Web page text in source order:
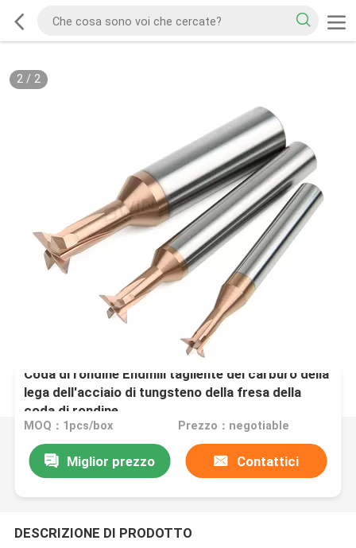
2/ 2
Coda di rondine Endmill tagliente del carburo della
lega dell'acciaio di tungsteno della fresa della
coda di rondine
MOQ：1pcs/box Prezzo：negotiable
Miglior prezzo Contattici
DESCRIZIONE DI PRODOTTO